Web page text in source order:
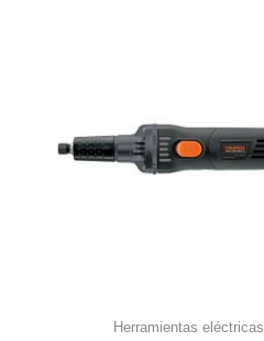
Herramientas eléctricas